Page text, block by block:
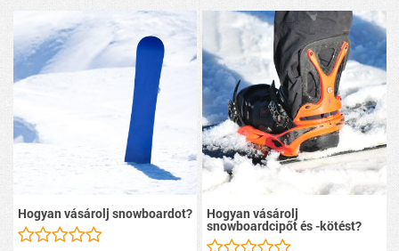
Hogyan vásárolj snowboardot? Hogyan vásárolj
snowboardcipőt és -kötést?